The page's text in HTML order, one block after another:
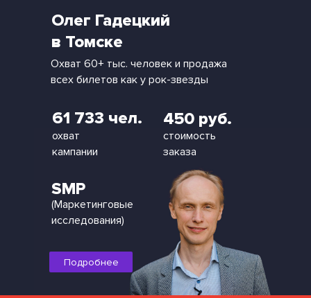
Олег Гадецкий
в Томске
Охват 60+ тыс. человек и продажа
всех билетов как у рок-звезды
охват
кампании
61 733 чел. 450 руб.
SMP
стоимость
заказа
(Маркетинговые
исследования)
Подробнее